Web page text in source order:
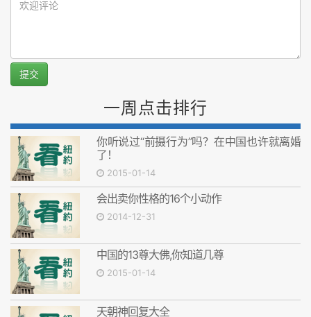
提交
一周点击排行
你听说过“前摄行为”吗？在中国也许就离婚
了！
2015-01-14
会出卖你性格的16个小动作
2014-12-31
中国的13尊大佛,你知道几尊
2015-01-14
天朝神回复大全